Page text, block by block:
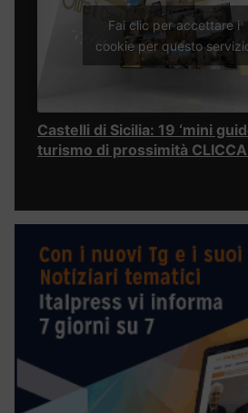
Fai clic per accettare i
cookie per questo
Castelli di Sicilia: 19 ‘mini
turismo di prossimità CLICCA